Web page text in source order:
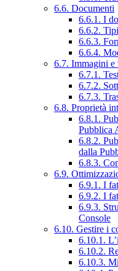
6.6. Documenti
6.6.1. I
6.6.2.
6.6.3.
6.6.4.
6.7. Immagini e
6.7.1.
6.7.2.
6.7.3.
6.8. Proprietà
6.8.1.
Pubblica
6.8.2.
dalla
6.8.3.
6.9.
6.9.1. I
6.9.2. I
6.9.3.
Console
6.10. Gestire i
6.10.1.
6.10.2.
6.10.3.